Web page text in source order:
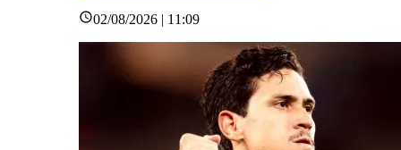
02/08/2026 | 11:09